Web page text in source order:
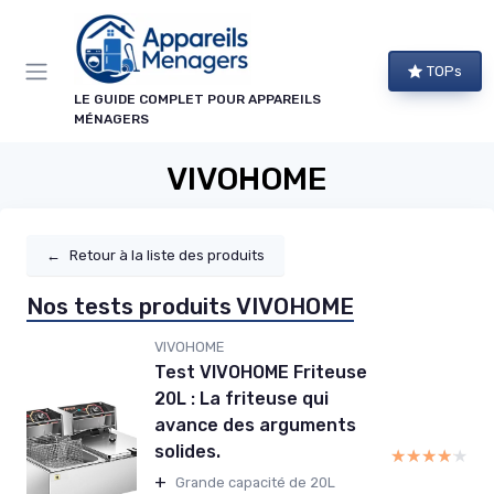
LE GUIDE COMPLET POUR APPAREILS
MÉNAGERS
TOPs
VIVOHOME
← Retour à la liste des produits
Nos tests produits VIVOHOME
VIVOHOME
Test VIVOHOME Friteuse
20L : La friteuse qui
avance des arguments
solides.
+ Grande capacité de 20L
★★★★★
★★★★★
Panneau de gestion des cookies